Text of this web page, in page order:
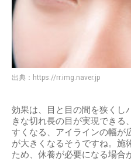
出典： https://rr.img.naver.jp
効果は、目と目の間を狭くし
きな切れ長の目が実現できる
すくなる、アイラインの幅が
が大きくなるそうですね。施
ため、休養が必要になる場合